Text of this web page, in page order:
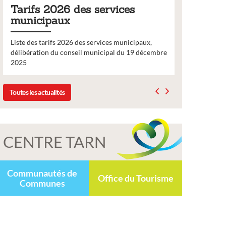
Tarifs 2026 des services
municipaux
Liste des tarifs 2026 des services municipaux,
délibération du conseil municipal du 19 décembre
2025
Toutes les actualités
CENTRE TARN
Communautés de
Communes
Office du Tourisme